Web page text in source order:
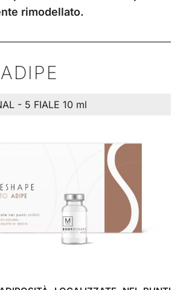
rimodellato.
- 5 FIALE 10 ml